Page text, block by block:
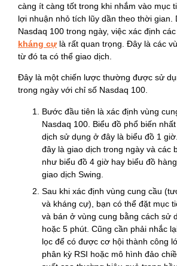
càng ít càng tốt trong khi nhắm vào mục
lợi nhuận nhỏ tích lũy dần theo thời gian.
Nasdaq 100 trong ngày, việc xác định
kháng cựlà rất quan trọng. Đây là các
từ đó ta có thể giao dịch.
Đây là một chiến lược thường được sử
trong ngày với chỉ số Nasdaq 100.
Bước đầu tiên là xác định vùng
Nasdaq 100. Biểu đồ phổ biến
dịch sử dụng ở đây là biểu đồ 1
đây là giao dịch trong ngày và các
như biểu đồ 4 giờ hay biểu đồ
giao dịch Swing.
Sau khi xác định vùng cung cầu
và kháng cự), bạn có thể đặt mục
và bán ở vùng cung bằng cách sử
hoặc 5 phút. Cũng cần phải nhắc
lọc để có được cơ hội thành công
phân kỳ RSI hoặc mô hình đảo